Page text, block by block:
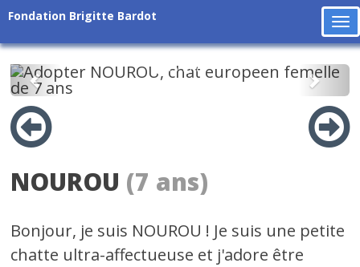
Fondation Brigitte Bardot
Précédent
NOUROU (7 ans)
Bonjour, je suis NOUROU ! Je suis une petite
chatte ultra-affectueuse et j'adore être